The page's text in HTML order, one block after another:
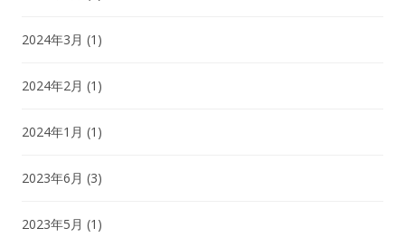
2024年3月 (1)
2024年2月 (1)
2024年1月 (1)
2023年6月 (3)
2023年5月 (1)